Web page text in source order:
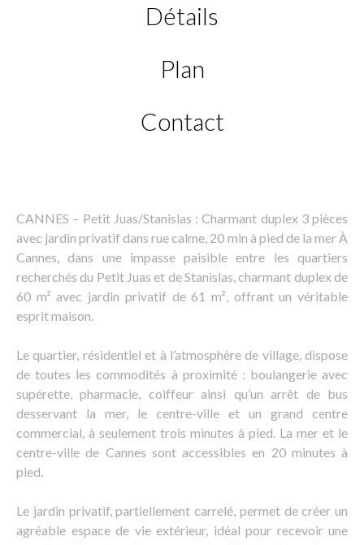
Détails
Plan
Contact
CANNES – Petit Juas/Stanislas : Charmant duplex 3 pièces
avec jardin privatif dans rue calme, 20 min à pied de la mer À
Cannes, dans une impasse paisible entre les quartiers
recherchés du Petit Juas et de Stanislas, charmant duplex de
60 m² avec jardin privatif de 61 m², offrant un véritable
esprit maison.
Le quartier, résidentiel et à l’atmosphère de village, dispose
de toutes les commodités à proximité : boulangerie avec
supérette, pharmacie, coiffeur ainsi qu’un arrêt de bus
desservant la mer, le centre-ville et un grand centre
commercial, à seulement trois minutes à pied. La mer et le
centre-ville de Cannes sont accessibles en 20 minutes à
pied.
Le jardin privatif, partiellement carrelé, permet de créer un
agréable espace de vie extérieur, idéal pour recevoir une